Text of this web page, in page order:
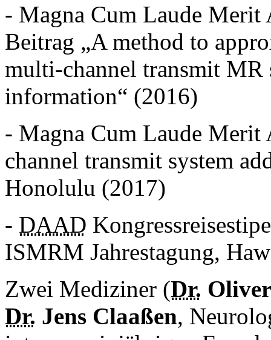
- Magna Cum Laude
Beitrag „A method to
multi-channel transmit MR
information“ (2016)
- Magna Cum Laude
channel transmit system
Honolulu (2017)
- DAAD
ISMRM Jahrestagung,
Zwei Mediziner (Dr.
Dr. Jens Claaßen,